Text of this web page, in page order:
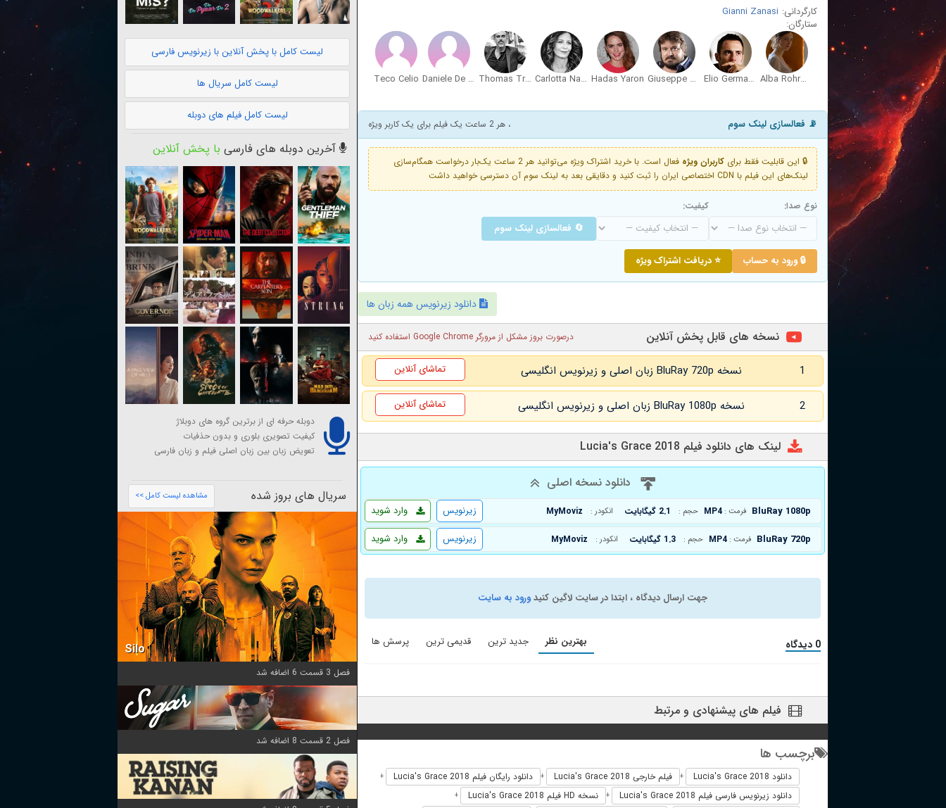
کارگردانی: Gianni Zanasi
ستارگان:
Alba Rohrwacher
Elio Germano
Giuseppe Battiston
Hadas Yaron
Carlotta Natoli
Thomas Trabacchi
Daniele De Angelis
Teco Celio
📡 فعالسازی لینک سوم ، هر 2 ساعت یک فیلم برای یک کاربر ویژه
🔒 این قابلیت فقط برای کاربران ویژه
فعال است. با خرید اشتراک ویژه می‌توانید هر 2 ساعت یک‌بار درخواست همگام‌سازی
لینک‌های این فیلم با CDN اختصاصی ایران را ثبت کنید و دقایقی بعد به لینک سوم آن دسترسی خواهید داشت
نوع صدا: کیفیت:
🔄 فعالسازی لینک سوم
🔒 ورود به حساب ⭐ دریافت اشتراک ویژه
دانلود زیرنویس همه زبان ها
نسخه های قابل پخش آنلاین درصورت بروز مشکل از مرورگر Google Chrome استفاده کنید
1 نسخه BluRay 720p زبان اصلی و زیرنویس انگلیسی تماشای آنلاین
2 نسخه BluRay 1080p زبان اصلی و زیرنویس انگلیسی تماشای آنلاین
لینک های دانلود فیلم Lucia's Grace 2018
دانلود نسخه اصلی
BluRay 1080p فرمت : MP4 حجم : 2.1 گیگابایت انکودر : MyMoviz وارد شوید
زیرنویس
BluRay 720p فرمت : MP4 حجم : 1.3 گیگابایت انکودر : MyMoviz وارد شوید زیرنویس
جهت ارسال دیدگاه ، ابتدا در سایت لاگین کنیدورود به سایت
0 دیدگاه بهترین نظر جدید ترین قدیمی ترین پرسش ها
فیلم های پیشنهادی و مرتبط
برچسب ها
دانلود Lucia's Grace 2018 + فیلم خارجی Lucia's Grace 2018 + دانلود رایگان فیلم Lucia's Grace 2018 +
دانلود زیرنویس فارسی فیلم Lucia's Grace 2018 + نسخه HD فیلم Lucia's Grace 2018 +
لیست کامل با پخش آنلاین با زیرنویس فارسی
لیست کامل سریال ها
لیست کامل فیلم های دوبله
آخرین دوبله های فارسی با پخش آنلاین
دوبله حرفه ای از برترین گروه های دوبلاژ
کیفیت تصویری بلوری و بدون حذفیات
تعویض زبان بین زبان اصلی فیلم و زبان فارسی
سریال های بروز شده مشاهده لیست کامل >>
Silo
فصل 3 قسمت 6 اضافه شد
فصل 2 قسمت 8 اضافه شد